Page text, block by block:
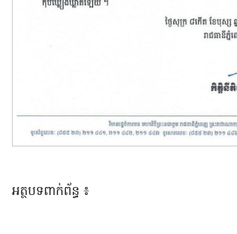
អត្ថបទពាក់ព័ន្ធ ៖